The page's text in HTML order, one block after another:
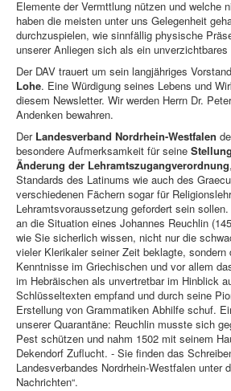
Elemente der Vermttlung nützen und welche
haben die meisten unter uns Gelegenheit
durchzuspielen, wie sinnfällig physische
unserer Anliegen sich als ein
Der DAV trauert um sein langjähriges
Lohe. Eine Würdigung seines Lebens und
diesem Newsletter. Wir werden Herrn Dr.
Andenken bewahren.
Der Landesverband Nordrhein-Westfalen
besondere Aufmerksamkeit für seine
Änderung der Lehramtszugangverordnung
Standards des Latinums wie auch des
verschiedenen Fächern sogar für
Lehramtsvoraussetzung gefordert sein
an die Situation eines Johannes Reuchlin
wie Sie sicherlich wissen, nicht nur die
vieler Klerikaler seiner Zeit beklagte, sondern
Kenntnisse im Griechischen und vor allem
im Hebräischen als unvertretbar im Hinblick
Schlüsseltexten empfand und durch seine
Erstellung von Grammatiken Abhilfe schuf.
unserer Quarantäne: Reuchlin musste sich
Pest schützen und nahm 1502 mit seinem
Dekendorf Zuflucht. - Sie finden das
Landesverbandes Nordrhein-Westfalen unter
Nachrichten“.